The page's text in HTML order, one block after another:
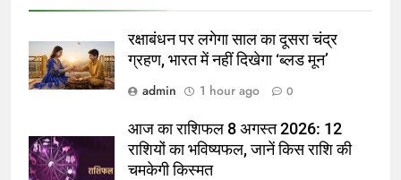
रक्षाबंधन पर लगेगा साल का दूसरा चंद्र
ग्रहण, भारत में नहीं दिखेगा ‘ब्लड मून’
admin
1 hour ago 0
आज का राशिफल 8 अगस्त 2026: 12
राशियों का भविष्यफल, जानें किस राशि की
चमकेगी किस्मत